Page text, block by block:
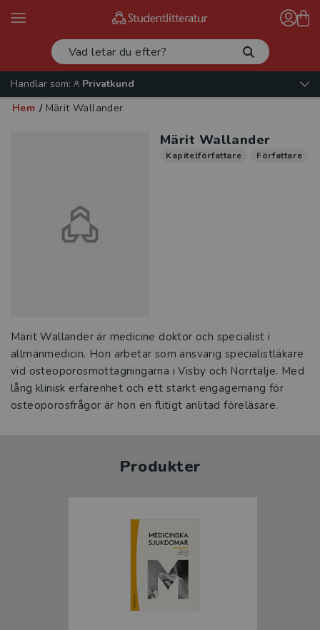
Handlar som:
Privatkund
Hem / Märit Wallander
Märit Wallander
Kapitelförfattare Författare
Märit Wallander är medicine doktor och specialist i
allmänmedicin. Hon arbetar som ansvarig specialistläkare
vid osteoporosmottagningarna i Visby och Norrtälje. Med
lång klinisk erfarenhet och ett starkt engagemang för
osteoporosfrågor är hon en flitigt anlitad föreläsare.
Produkter